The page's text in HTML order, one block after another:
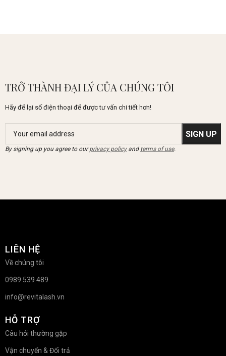
TRỞ THÀNH ĐẠI LÝ CỦA CHÚNG TÔI
Hãy để lại số điện thoại để được tư vấn chi tiết hơn!
By signing up you agree to ourprivacy policyand terms of use.
LIÊN HỆ
Về chúng tôi
0989 539 489
info@revitalash.vn
HỖ TRỢ
Câu hỏi thường gặp
Vận chuyển & Đổi trả